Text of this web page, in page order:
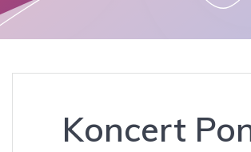
Koncert